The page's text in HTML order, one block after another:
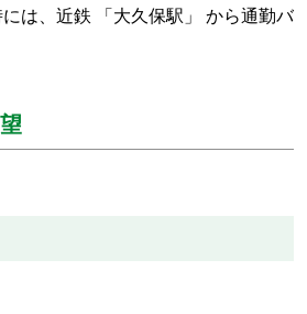
は、近鉄 「大久保駅」 から通勤バ